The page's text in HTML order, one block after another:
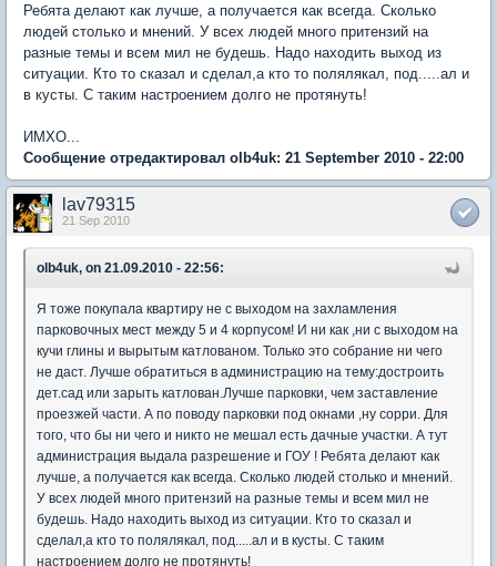
Ребята делают как лучше, а получается как всегда. Сколько
людей столько и мнений. У всех людей много притензий на
разные темы и всем мил не будешь. Надо находить выход из
ситуации. Кто то сказал и сделал,а кто то полялякал, под.....ал и
в кусты. С таким настроением долго не протянуть!
ИМХО...
Сообщение отредактировал olb4uk: 21 September 2010 - 22:00
lav79315
21 Sep 2010
olb4uk, on 21.09.2010 - 22:56:
Я тоже покупала квартиру не с выходом на захламления
парковочных мест между 5 и 4 корпусом! И ни как ,ни с выходом на
кучи глины и вырытым катлованом. Только это собрание ни чего
не даст. Лучше обратиться в администрацию на тему:достроить
дет.сад или зарыть катлован.Лучше парковки, чем заставление
проезжей части. А по поводу парковки под окнами ,ну сорри. Для
того, что бы ни чего и никто не мешал есть дачные участки. А тут
администрация выдала разрешение и ГОУ ! Ребята делают как
лучше, а получается как всегда. Сколько людей столько и мнений.
У всех людей много притензий на разные темы и всем мил не
будешь. Надо находить выход из ситуации. Кто то сказал и
сделал,а кто то полялякал, под.....ал и в кусты. С таким
настроением долго не протянуть!